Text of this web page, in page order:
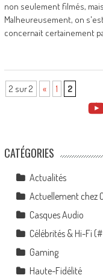
non seulement filmés,
Malheureusement, on
concernait certainement
2 sur 2 « 1 2
CATÉGORIES
Actualités
Actuellement chez
Casques Audio
Célébrités & Hi-Fi
Gaming
Haute-Fidélité